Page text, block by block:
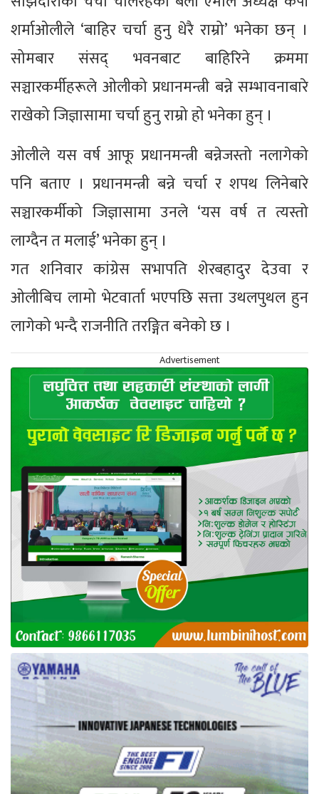
शर्माओलीले ‘बाहिर चर्चा हुनु धेरै राम्रो’ भनेका छन् ।
सोमबार संसद् भवनबाट बाहिरिने क्रममा
सञ्चारकर्मीहरूले ओलीको प्रधानमन्त्री बन्ने सम्भावनाबारे
राखेको जिज्ञासामा चर्चा हुनु राम्रो हो भनेका हुन् ।
ओलीले यस वर्ष आफू प्रधानमन्त्री बन्नेजस्तो नलागेको
पनि बताए । प्रधानमन्त्री बन्ने चर्चा र शपथ लिनेबारे
सञ्चारकर्मीको जिज्ञासामा उनले ‘यस वर्ष त त्यस्तो
लाग्दैन त मलाई’ भनेका हुन् ।
गत शनिवार कांग्रेस सभापति शेरबहादुर देउवा र
ओलीबिच लामो भेटवार्ता भएपछि सत्ता उथलपुथल हुन
लागेको भन्दै राजनीति तरङ्गित बनेको छ ।